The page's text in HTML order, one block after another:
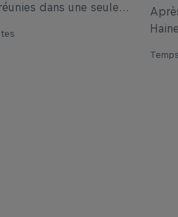
dans une seule